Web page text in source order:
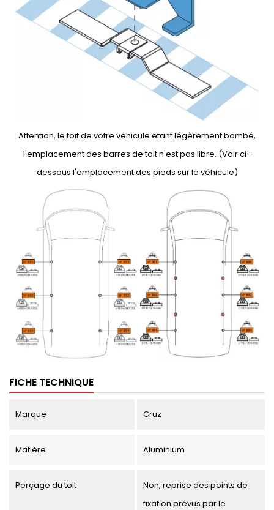
Attention, le toit de votre véhicule étant légèrement bombé,
l'emplacement des barres de toit n'est pas libre. (Voir ci-
dessous l'emplacement des pieds sur le véhicule)
FICHE TECHNIQUE
Marque Cruz
Matière Aluminium
Perçage du toit
Non, reprise des points de
fixation prévus par le